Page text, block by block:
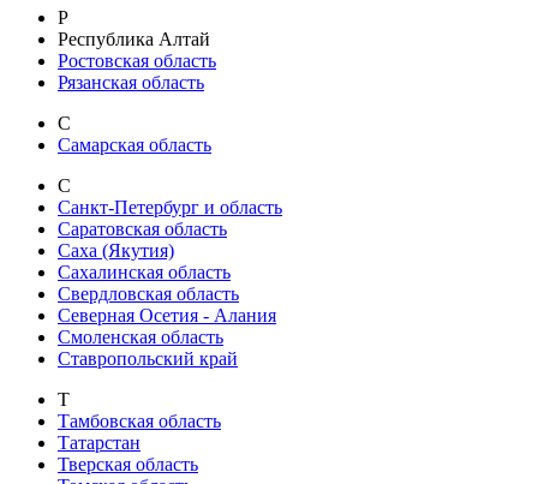
Р
Республика Алтай
Ростовская область
Рязанская область
С
Самарская область
С
Санкт-Петербург и область
Саратовская область
Саха (Якутия)
Сахалинская область
Свердловская область
Северная Осетия - Алания
Смоленская область
Ставропольский край
Т
Тамбовская область
Татарстан
Тверская область